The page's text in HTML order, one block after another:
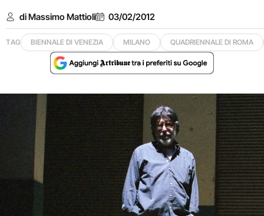
di Massimo Mattioli 03/02/2012
TAG BIENNALE DI VENEZIA MILANO QUADRIENNALE DI ROMA